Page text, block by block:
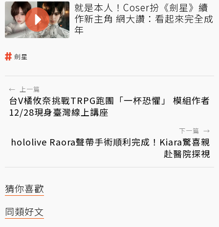
就是本人！Coser扮《劍星》續
作新主角 網大讚：看起來完全成
年
劍星
← 上一篇
台V橘攸奈挑戰TRPG跑團「一杯恐懼」 模組作者
12/28現身臺灣線上講座
下一篇 →
hololive Raora聲帶手術順利完成！Kiara驚喜親
赴醫院探視
猜你喜歡
同類好文